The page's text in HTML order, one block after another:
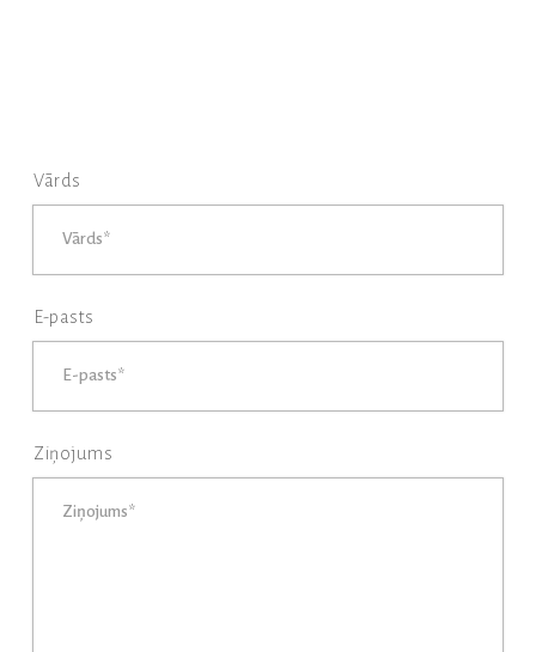
Vārds
E-pasts
Ziņojums